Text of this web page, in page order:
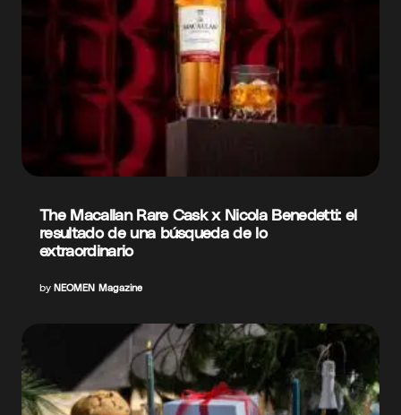
The Macallan Rare Cask x Nicola Benedetti: el
resultado de una búsqueda de lo
extraordinario
by NEOMEN Magazine